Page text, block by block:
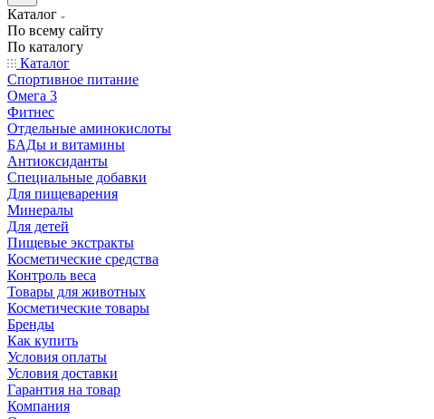
Каталог
По всему сайту
По каталогу
Каталог
Спортивное питание
Омега 3
Фитнес
Отдельные аминокислоты
БАДы и витамины
Антиоксиданты
Специальные добавки
Для пищеварения
Минералы
Для детей
Пищевые экстракты
Косметические средства
Контроль веса
Товары для животных
Косметические товары
Бренды
Как купить
Условия оплаты
Условия доставки
Гарантия на товар
Компания